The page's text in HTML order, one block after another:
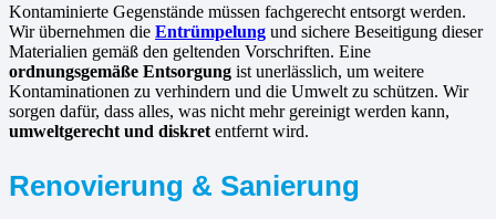
Kontaminierte Gegenstände müssen fachgerecht entsorgt werden.
Wir übernehmen die Entrümpelung und sichere Beseitigung dieser
Materialien gemäß den geltenden Vorschriften. Eine
ordnungsgemäße Entsorgung ist unerlässlich, um weitere
Kontaminationen zu verhindern und die Umwelt zu schützen. Wir
sorgen dafür, dass alles, was nicht mehr gereinigt werden kann,
umweltgerecht und diskret entfernt wird.
Renovierung & Sanierung